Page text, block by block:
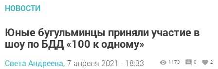
НОВОСТИ
Юные бугульминцы приняли участие в
шоу по БДД «100 к одному»
Света Андреева, 7 апреля 2021 - 18:33 1173 0 2